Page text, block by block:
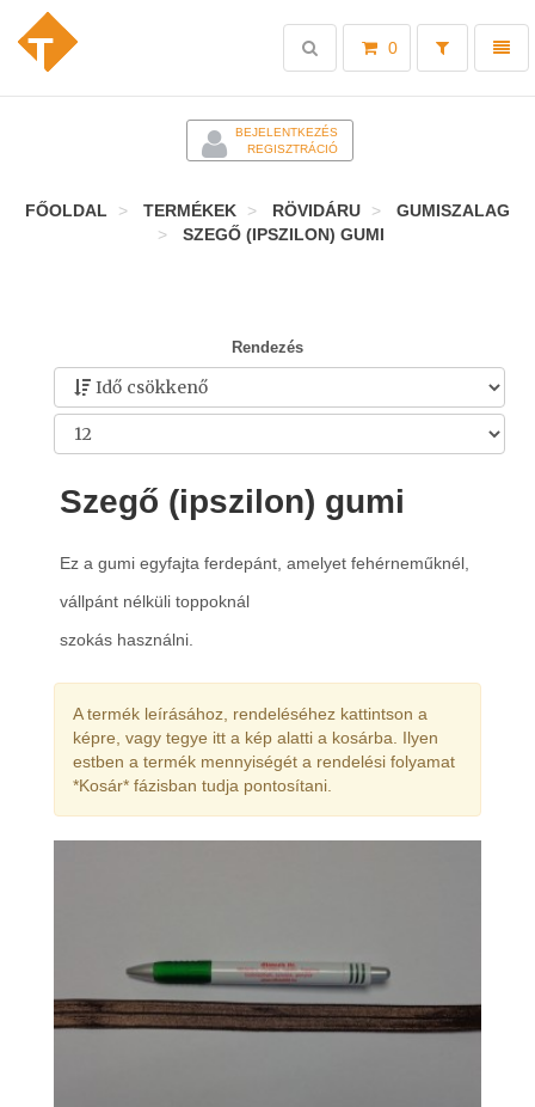
Toggle
0
Toggle
search
BEJELENTKEZÉS
REGISZTRÁCIÓ
FŐOLDAL TERMÉKEK RÖVIDÁRU
GUMISZALAG
SZEGŐ (IPSZILON) GUMI
Rendezés
Szegő (ipszilon) gumi
Ez a gumi egyfajta ferdepánt, amelyet fehérneműknél,
vállpánt nélküli toppoknál
szokás használni.
A termék leírásához, rendeléséhez kattintson a
képre, vagy tegye itt a kép alatti a kosárba. Ilyen
estben a termék mennyiségét a rendelési folyamat
*Kosár* fázisban tudja pontosítani.